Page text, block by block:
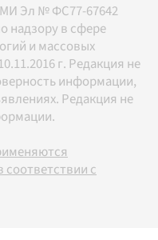
Эл № ФС77-67642
надзору в сфере
и массовых
г. Редакция не
информации,
Редакция не
с